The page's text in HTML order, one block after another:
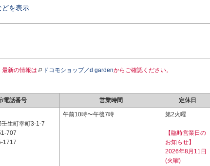
どを表示
新の情報は ドコモショップ／d gardenからご確認ください。
/電話番号 営業時間 定休日
生町幸町3-1-7
707
1717
午前10時〜午後7時 第2火曜
【臨時営業日の
お知らせ】
2026年8月11日
(火曜)